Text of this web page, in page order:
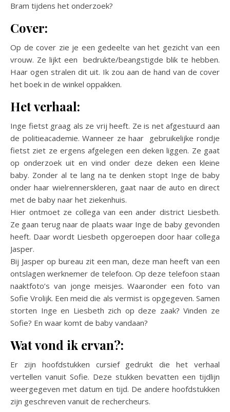
Bram tijdens het onderzoek?
Cover:
Op de cover zie je een gedeelte van het gezicht van een
vrouw. Ze lijkt een bedrukte/beangstigde blik te hebben.
Haar ogen stralen dit uit. Ik zou aan de hand van de cover
het boek in de winkel oppakken.
Het verhaal:
Inge fietst graag als ze vrij heeft. Ze is net afgestuurd aan
de politieacademie. Wanneer ze haar gebruikelijke rondje
fietst ziet ze ergens afgelegen een deken liggen. Ze gaat
op onderzoek uit en vind onder deze deken een kleine
baby. Zonder al te lang na te denken stopt Inge de baby
onder haar wielrennerskleren, gaat naar de auto en direct
met de baby naar het ziekenhuis.
Hier ontmoet ze collega van een ander district Liesbeth.
Ze gaan terug naar de plaats waar Inge de baby gevonden
heeft. Daar wordt Liesbeth opgeroepen door haar collega
Jasper.
Bij Jasper op bureau zit een man, deze man heeft van een
ontslagen werknemer de telefoon. Op deze telefoon staan
naaktfoto’s van jonge meisjes. Waaronder een foto van
Sofie Vrolijk. Een meid die als vermist is opgegeven. Samen
storten Inge en Liesbeth zich op deze zaak? Vinden ze
Sofie? En waar komt de baby vandaan?
Wat vond ik ervan?:
Er zijn hoofdstukken cursief gedrukt die het verhaal
vertellen vanuit Sofie. Deze stukken bevatten een tijdlijn
weergegeven met datum en tijd. De andere hoofdstukken
zijn geschreven vanuit de rechercheurs.